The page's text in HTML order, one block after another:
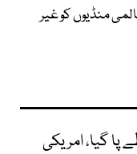
منڈیوں کو غیر
پا گیا، امریکی